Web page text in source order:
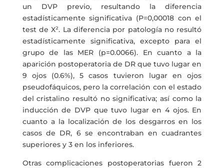
un DVP previo, resultando la diferencia
estadísticamente significativa (P=0,00018 con el
test de X². La diferencia por patología no resultó
estadísticamente significativa, excepto para el
grupo de las MER (p=0.0066). En cuanto a la
aparición postoperatoria de DR que tuvo lugar en
9 ojos (0.6%), 5 casos tuvieron lugar en ojos
pseudofáquicos, pero la correlación con el estado
del cristalino resultó no significativa; así como la
inducción de DVP que tuvo lugar en 4 ojos. En
cuanto a la localización de los desgarros en los
casos de DR, 6 se encontraban en cuadrantes
superiores y 3 en los inferiores.
Otras complicaciones postoperatorias fueron 2